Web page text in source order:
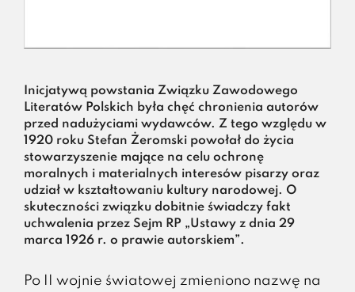
Inicjatywą powstania Związku Zawodowego
Literatów Polskich była chęć chronienia autorów
przed nadużyciami wydawców. Z tego względu w
1920 roku Stefan Żeromski powołał do życia
stowarzyszenie mające na celu ochronę
moralnych i materialnych interesów pisarzy oraz
udział w kształtowaniu kultury narodowej. O
skuteczności związku dobitnie świadczy fakt
uchwalenia przez Sejm RP „Ustawy z dnia 29
marca 1926 r. o prawie autorskiem”.
Po II wojnie światowej zmieniono nazwę na